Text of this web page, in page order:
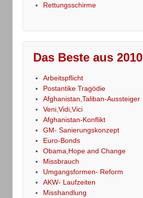
Rettungsschirme
Das Beste aus 2010
Arbeitspflicht
Postantike Tragödie
Afghanistan,Taliban-Aussteiger
Veni,Vidi,Vici
Afghanistan-Konflikt
GM- Sanierungskonzept
Euro-Bonds
Obama,Hope and Change
Missbrauch
Umgangsformen- Reform
AKW- Laufzeiten
Misshandlung